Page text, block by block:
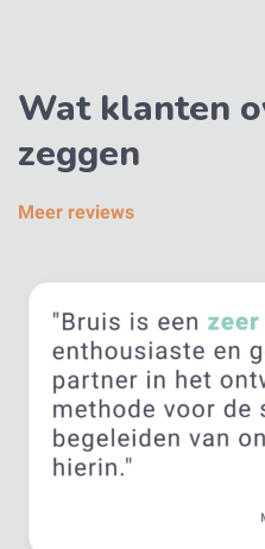
Wat klanten
zeggen
Meer reviews